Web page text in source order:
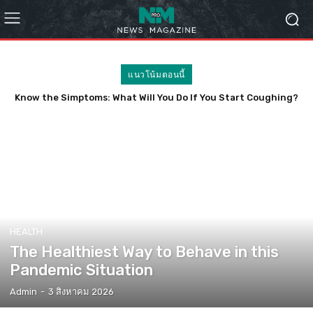
แนวโน้มตอนนี้
Know the Simptoms: What Will You Do If You Start Coughing?
HEALTH
The Healthiest Way to Behave in this
Pandemic Situation
Admin - 3 สิงหาคม 2026